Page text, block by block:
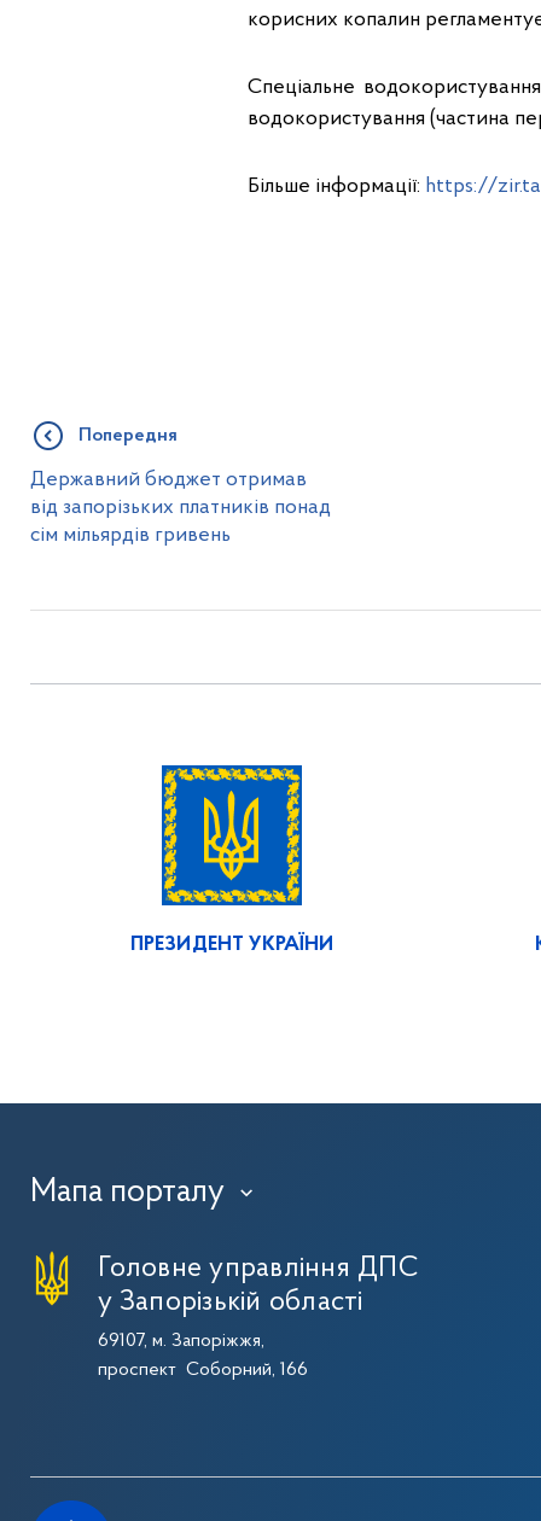
корисних копалин
Спеціальне
водокористування (частина
Більше інформації: https://
Попередня
Державний бюджет отримав
від запорізьких платників понад
сім мільярдів гривень
ПРЕЗИДЕНТ УКРАЇНИ
Мапа порталу ›
Головне управління ДПС
у Запорізькій області
69107, м. Запоріжжя,
проспект Соборний, 166